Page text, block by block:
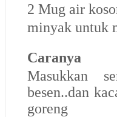
2 Mug air
minyak untuk
Caranya
Masukkan
besen..dan
goreng